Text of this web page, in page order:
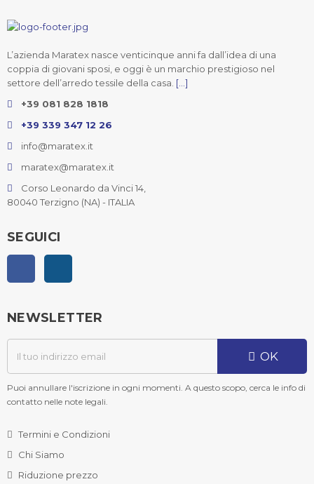
L’azienda Maratex nasce venticinque anni fa dall’idea di una
coppia di giovani sposi, e oggi è un marchio prestigioso nel
settore dell’arredo tessile della casa. [...]
+39 081 828 1818
+39 339 347 12 26
info@maratex.it
maratex@maratex.it
Corso Leonardo da Vinci 14,
80040 Terzigno (NA) - ITALIA
SEGUICI
Facebook
NEWSLETTER
OK
Puoi annullare l'iscrizione in ogni momenti. A questo scopo, cerca le info di
contatto nelle note legali.
Termini e Condizioni
Chi Siamo
Riduzione prezzo